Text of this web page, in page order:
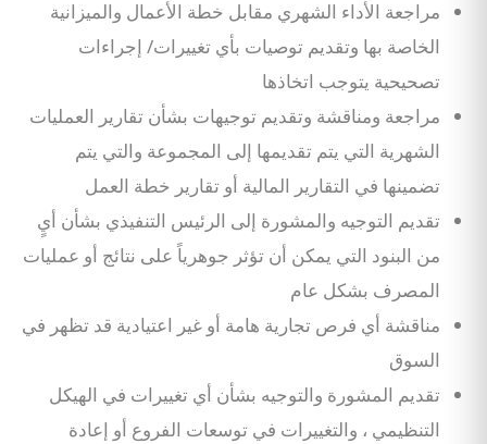
مراجعة الأداء الشهري مقابل خطة الأعمال والميزانية
الخاصة بها وتقديم توصيات بأي تغييرات/ إجراءات
تصحيحية يتوجب اتخاذها
مراجعة ومناقشة وتقديم توجيهات بشأن تقارير العمليات
الشهرية التي يتم تقديمها إلى المجموعة والتي يتم
تضمينها في التقارير المالية أو تقارير خطة العمل
تقديم التوجيه والمشورة إلى الرئيس التنفيذي بشأن أيٍ
من البنود التي يمكن أن تؤثر جوهرياً على نتائج أو عمليات
المصرف بشكل عام
مناقشة أي فرص تجارية هامة أو غير اعتيادية قد تظهر في
السوق
تقديم المشورة والتوجيه بشأن أي تغييرات في الهيكل
التنظيمي ، والتغييرات في توسعات الفروع أو إعادة